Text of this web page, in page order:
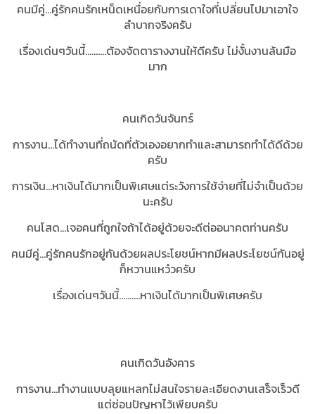
คนมีคู่...คู่รักคนรักเหน็ดเหนื่อยกับการเดาใจที่เปลี่ยนไปมาเอาใจ
ลำบากจริงครับ
เรื่องเด่นๆวันนี้..........ต้องจัดตารางงานให้ดีครับ ไม่งั้นงานล้นมือ
มาก
คนเกิดวันจันทร์
การงาน...ได้ทำงานที่ถนัดที่ตัวเองอยากทำและสามารถทำได้ดีด้วย
ครับ
การเงิน...หาเงินได้มากเป็นพิเศษแต่ระวังการใช้จ่ายที่ไม่จำเป็นด้วย
นะครับ
คนโสด...เจอคนที่ถูกใจถ้าได้อยู่ด้วยจะดีต่ออนาคตท่านครับ
คนมีคู่...คู่รักคนรักอยู่กันด้วยผลประโยชน์หากมีผลประโยชน์กันอยู่
ก็หวานแหว๋วครับ
เรื่องเด่นๆวันนี้..........หาเงินได้มากเป็นพิเศษครับ
คนเกิดวันอังคาร
การงาน...ทำงานแบบลุยแหลกไม่สนใจรายละเอียดงานเสร็จเร็วดี
แต่ซ่อนปัญหาไว้เพียบครับ